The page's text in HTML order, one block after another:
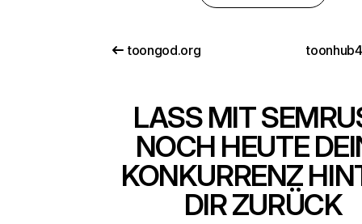
toongod.org
LASS MIT
NOCH HEUTE
KONKURRENZ
DIR ZURÜCK